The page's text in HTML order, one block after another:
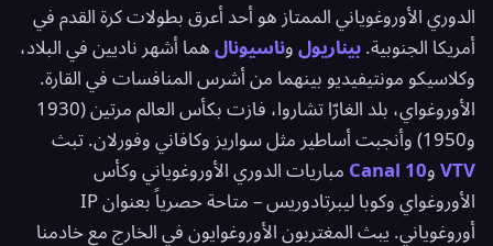
الدوري الأوروغوياني الممتاز هو أحد أعرق بطولات كرة القدم في
أمريكا الجنوبية. بيناريول وناسيونال هما أشهر ناديين في البلاد،
وكلاسيكو مونتيفيديو بينهما من أشرس المنافسات في القارة.
الأوروغواي، بلد الغارّا تشاروا، فازت بكأس العالم مرتين (1930
و1950) وأنجبت أساطير مثل سواريز وكافاني وفورلان. تبث
VTV وCanal 10 مباريات الدوري الأوروغوياني وكأس
الأوروغواي وكوبا ليبرتادوريس – متاحة حصرياً بعنوان IP
أوروغوياني. يبث المغتربون الأوروغوايون في الخارج مع خادمنا